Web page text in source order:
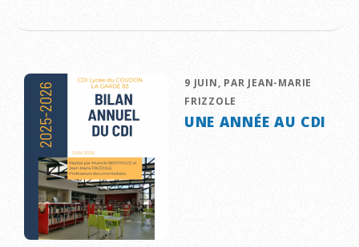
9 JUIN, PAR JEAN-MARIE
FRIZZOLE
UNE ANNÉE AU CDI